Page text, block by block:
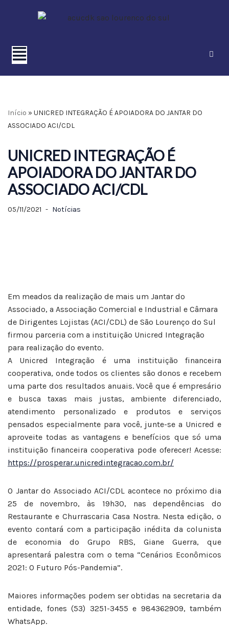
conteúdo
Início » UNICRED INTEGRAÇÃO É APOIADORA DO JANTAR DO
ASSOCIADO ACI/CDL
UNICRED INTEGRAÇÃO É
APOIADORA DO JANTAR DO
ASSOCIADO ACI/CDL
05/11/2021 Notícias
Em meados da realização de mais um Jantar do
Associado, a Associação Comercial e Industrial e Câmara
de Dirigentes Lojistas (ACI/CDL) de São Lourenço do Sul
firmou parceria com a instituição Unicred Integração
para realização do evento.
A Unicred Integração é uma instituição financeira
cooperativa, onde todos os clientes são donos e recebem
uma parte dos resultados anuais. Você que é empresário
e busca taxas mais justas, ambiente diferenciado,
atendimento personalizado e produtos e serviços
pensados especialmente para você, junte-se a Unicred e
aproveite todas as vantagens e benefícios que só uma
instituição financeira cooperativa pode oferecer! Acesse:
https://prosperar.unicredintegracao.com.br/
O Jantar do Associado ACI/CDL acontece no próximo dia
25 de novembro, às 19h30, nas dependências do
Restaurante e Churrascaria Casa Nostra. Nesta edição, o
evento contará com a participação inédita da colunista
de economia do Grupo RBS, Giane Guerra, que
apresentará palestra com o tema “Cenários Econômicos
2021: O Futuro Pós-Pandemia”.
Maiores informações podem ser obtidas na secretaria da
entidade, fones (53) 3251-3455 e 984362909, também
WhatsApp.